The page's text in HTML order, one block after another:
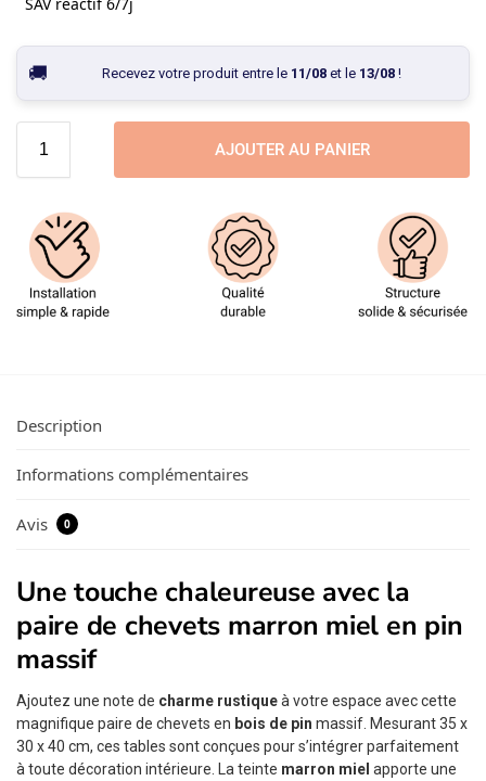
Recevez votre produit entre le 11/08et le 13/08!
AJOUTER AU PANIER
Description
Informations complémentaires
Avis 0
Une touche chaleureuse avec la
paire de chevets marron miel en pin
massif
Ajoutez une note de charme rustiqueà votre espace avec cette
magnifique paire de chevets en bois de pin massif. Mesurant 35 x
30 x 40 cm, ces tables sont conçues pour s’intégrer parfaitement
à toute décoration intérieure. La teinte marron miel apporte une